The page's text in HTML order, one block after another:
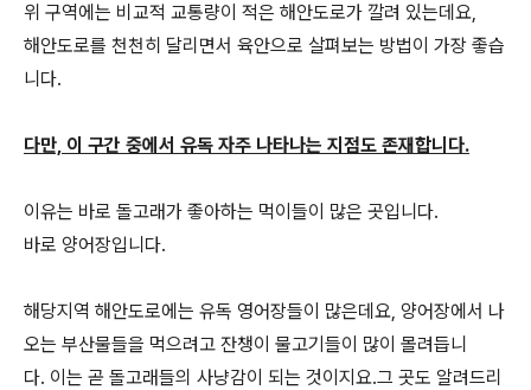
위 구역에는 비교적 교통량이 적은 해안도로가 깔려 있는데요,
해안도로를 천천히 달리면서 육안으로 살펴보는 방법이 가장 좋습
니다.
다만, 이 구간 중에서 유독 자주 나타나는 지점도 존재합니다.
이유는 바로 돌고래가 좋아하는 먹이들이 많은 곳입니다.
바로 양어장입니다.
해당지역 해안도로에는 유독 영어장들이 많은데요, 양어장에서 나
오는 부산물들을 먹으려고 잔챙이 물고기들이 많이 몰려듭니
다. 이는 곧 돌고래들의 사냥감이 되는 것이지요.그 곳도 알려드리